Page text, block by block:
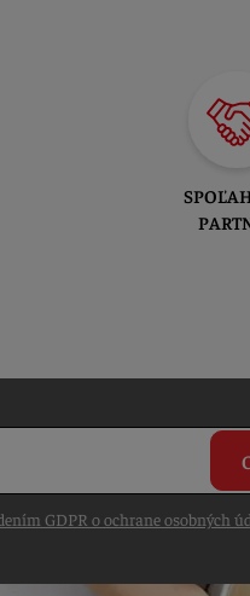
GDPR o ochrane osobných